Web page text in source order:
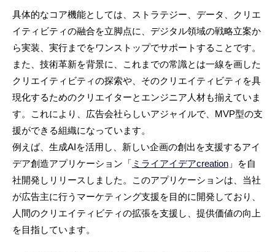
具体的なコア機能としては、ストラテジー、データ、クリエ
イティビティの融合を立脚点に、デジタル領域の戦略立案か
ら実装、実行までをワンストップでサポートすることです。
また、技術革新を背景に、これまでの常識とは一線を画した
クリエイティビティの探索や、そのクリエイティビティを具
現化するためのクリエイターとエンジニア人材も揃えていま
す。これにより、広告会社らしいアジャイルで、MVP型の支
援ができる組織になっています。
例えば、生成AIを活用し、新しい企画の創出を支援するアイ
デア創造アプリケーション「 ミライアイデアcreation 」を自
社開発しリリースしました。このアプリケーションは、当社
が広告主に行うマーケティング支援を目的に開発しており、
人間のクリエイティビティの拡張を支援し、提供価値の向上
を目指しています。